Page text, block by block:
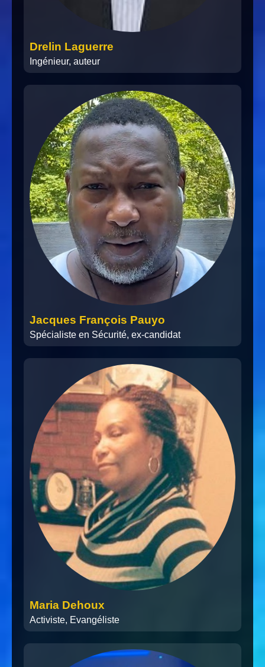
Drelin Laguerre
Ingénieur, auteur
Jacques François Pauyo
Spécialiste en Sécurité, ex-candidat
Maria Dehoux
Activiste, Evangéliste